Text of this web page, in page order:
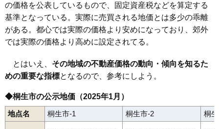
の価格を公表しているもので、固定資産税などを算定する
基準となっている。実際に売買される地価とは多少の乖離
がある。都心では実際の価格より安めになっており、郊外
では実際の価格より高めに設定されてる。
とはいえ、 その地域の不動産価格の動向・傾向を知るた
めの重要な指標となるので、参考にしよう。
◆桐生市の公示地価（2025年1月）
地点名 桐生市-1 桐生市-2 桐